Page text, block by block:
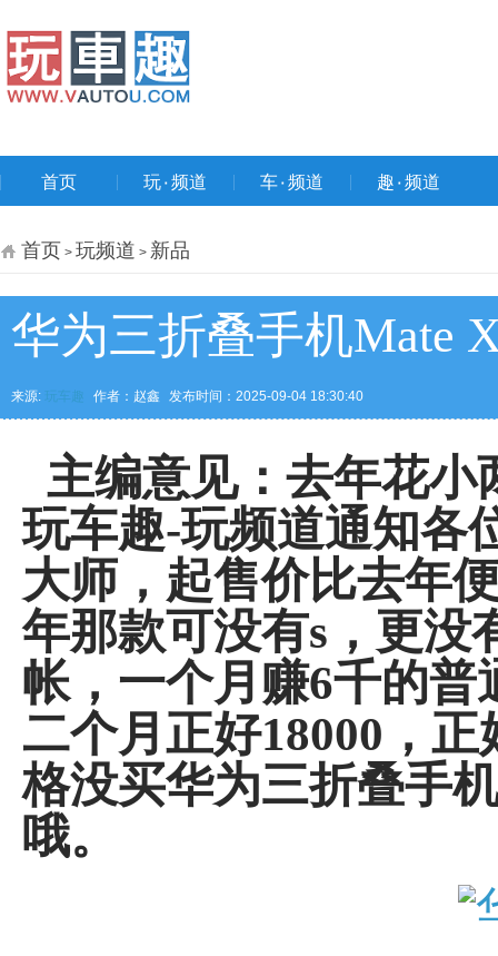
首页 玩۰频道 车۰频道 趣۰频道
首页 > 玩频道 > 新品
华为三折叠手机Mate
来源: 玩车趣 作者：赵鑫 发布时间：2025-09-04 18:30:40
主编意见：去年花
玩车趣-玩频道通知各
大师，起售价比去年
年那款可没有s，更
帐，一个月赚6千的普
二个月正好18000，
格没买华为三折叠手
哦。